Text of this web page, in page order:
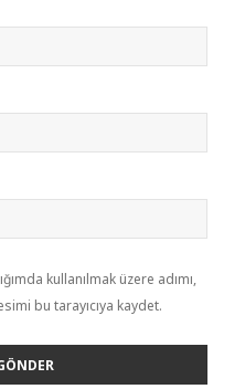
kullanılmak üzere adımı,
bu tarayıcıya kaydet.